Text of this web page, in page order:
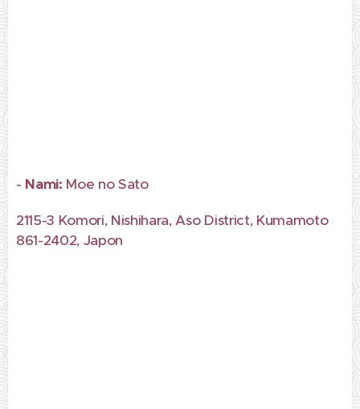
- Nami: Moe no Sato
2115-3 Komori, Nishihara, Aso District, Kumamoto
861-2402, Japon